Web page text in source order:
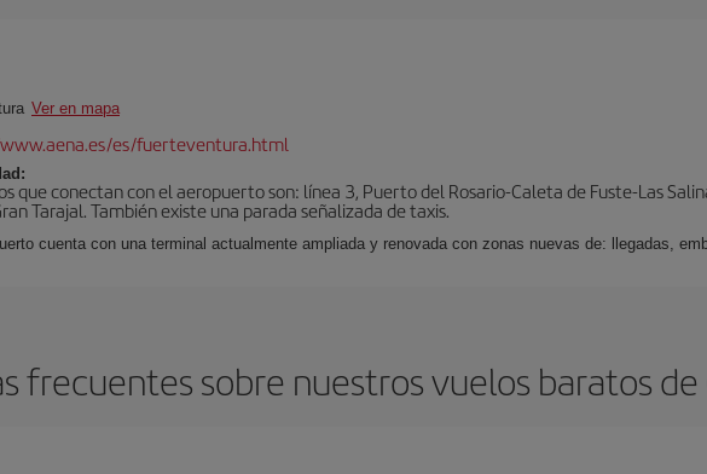
Ver en mapa
es/fuerteventura.html
que conectan con el aeropuerto son: línea 3, Puerto del Rosario-Caleta de Fuste-Las
Tarajal. También existe una parada señalizada de taxis.
cuenta con una terminal actualmente ampliada y renovada con zonas nuevas de: llegadas,
frecuentes sobre nuestros vuelos baratos